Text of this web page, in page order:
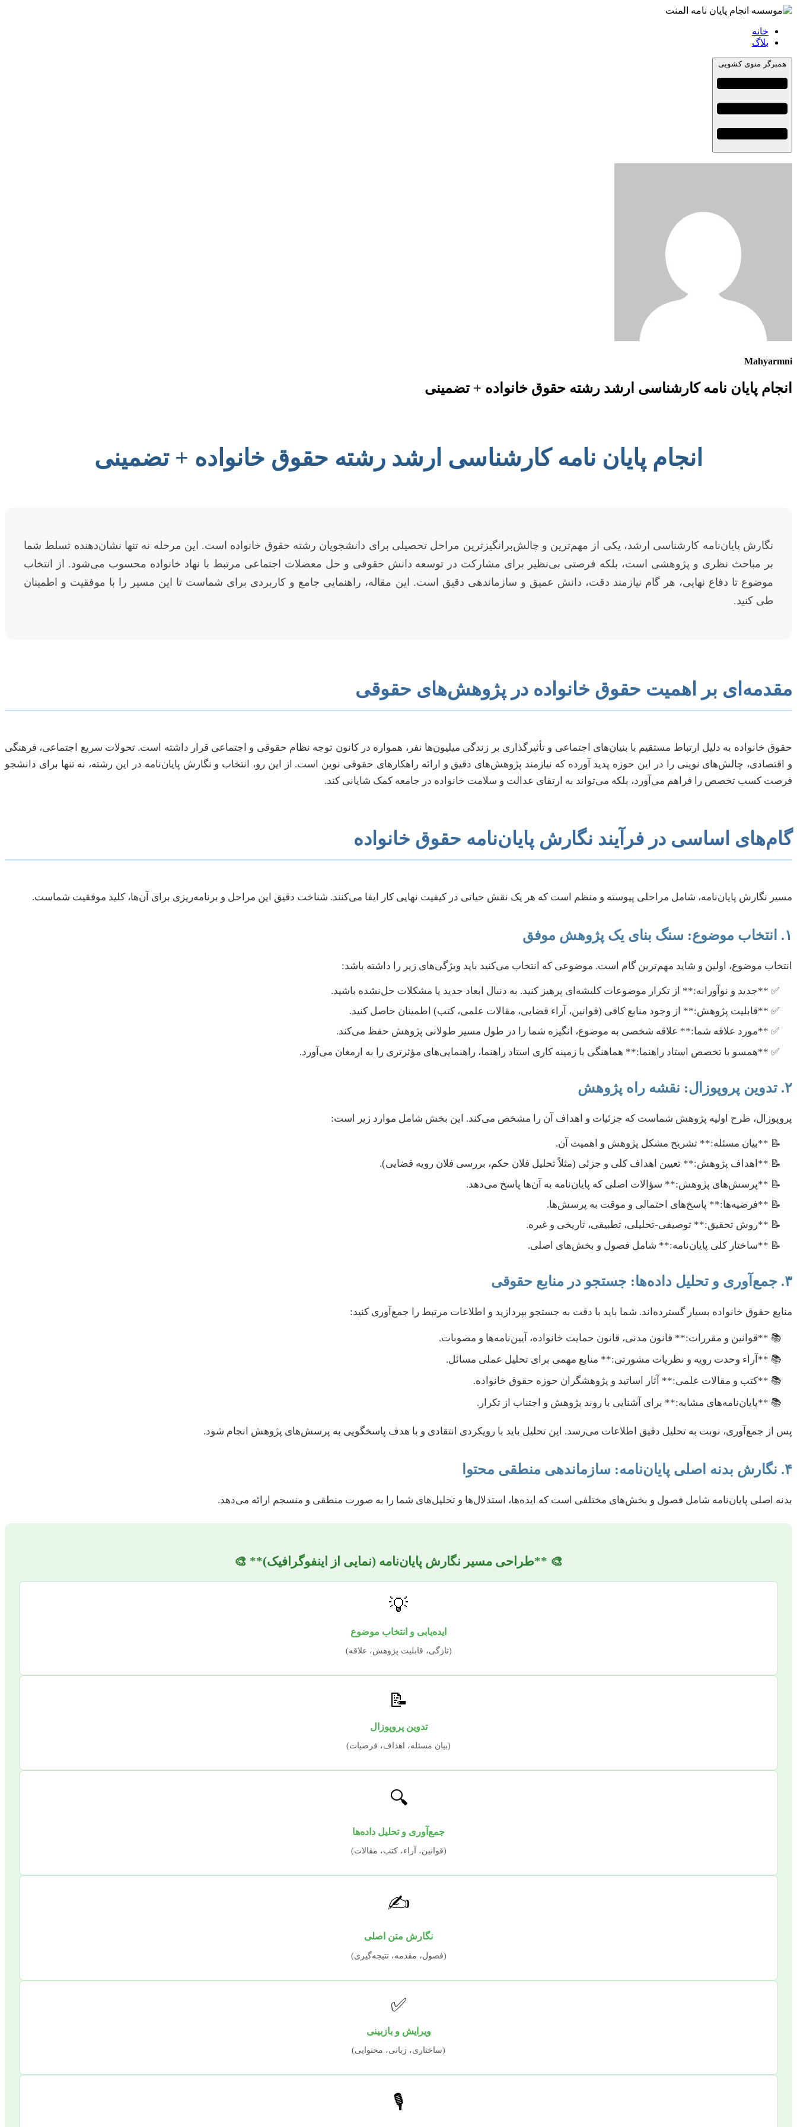
خانه
بلاگ
همبرگر منوی کشویی
Mahyarmni
انجام پایان نامه کارشناسی ارشد رشته حقوق خانواده + تضمینی
انجام پایان نامه کارشناسی ارشد رشته حقوق خانواده + تضمینی
نگارش پایان‌نامه کارشناسی ارشد، یکی از مهم‌ترین و چالش‌برانگیزترین مراحل تحصیلی برای دانشجویان رشته حقوق خانواده است. این مرحله نه تنها نشان‌دهنده تسلط شما
بر مباحث نظری و پژوهشی است، بلکه فرصتی بی‌نظیر برای مشارکت در توسعه دانش حقوقی و حل معضلات اجتماعی مرتبط با نهاد خانواده محسوب می‌شود. از انتخاب
موضوع تا دفاع نهایی، هر گام نیازمند دقت، دانش عمیق و سازماندهی دقیق است. این مقاله، راهنمایی جامع و کاربردی برای شماست تا این مسیر را با موفقیت و اطمینان
طی کنید.
مقدمه‌ای بر اهمیت حقوق خانواده در پژوهش‌های حقوقی
حقوق خانواده به دلیل ارتباط مستقیم با بنیان‌های اجتماعی و تأثیرگذاری بر زندگی میلیون‌ها نفر، همواره در کانون توجه نظام حقوقی و اجتماعی قرار داشته است. تحولات سریع اجتماعی، فرهنگی
و اقتصادی، چالش‌های نوینی را در این حوزه پدید آورده که نیازمند پژوهش‌های دقیق و ارائه راهکارهای حقوقی نوین است. از این رو، انتخاب و نگارش پایان‌نامه در این رشته، نه تنها برای دانشجو
فرصت کسب تخصص را فراهم می‌آورد، بلکه می‌تواند به ارتقای عدالت و سلامت خانواده در جامعه کمک شایانی کند.
گام‌های اساسی در فرآیند نگارش پایان‌نامه حقوق خانواده
مسیر نگارش پایان‌نامه، شامل مراحلی پیوسته و منظم است که هر یک نقش حیاتی در کیفیت نهایی کار ایفا می‌کنند. شناخت دقیق این مراحل و برنامه‌ریزی برای آن‌ها، کلید موفقیت شماست.
۱. انتخاب موضوع: سنگ بنای یک پژوهش موفق
انتخاب موضوع، اولین و شاید مهم‌ترین گام است. موضوعی که انتخاب می‌کنید باید ویژگی‌های زیر را داشته باشد:
**جدید و نوآورانه:** از تکرار موضوعات کلیشه‌ای پرهیز کنید. به دنبال ابعاد جدید یا مشکلات حل‌نشده باشید.
**قابلیت پژوهش:** از وجود منابع کافی (قوانین، آراء قضایی، مقالات علمی، کتب) اطمینان حاصل کنید.
**مورد علاقه شما:** علاقه شخصی به موضوع، انگیزه شما را در طول مسیر طولانی پژوهش حفظ می‌کند.
**همسو با تخصص استاد راهنما:** هماهنگی با زمینه کاری استاد راهنما، راهنمایی‌های مؤثرتری را به ارمغان می‌آورد.
۲. تدوین پروپوزال: نقشه راه پژوهش
پروپوزال، طرح اولیه پژوهش شماست که جزئیات و اهداف آن را مشخص می‌کند. این بخش شامل موارد زیر است:
**بیان مسئله:** تشریح مشکل پژوهش و اهمیت آن.
**اهداف پژوهش:** تعیین اهداف کلی و جزئی (مثلاً تحلیل فلان حکم، بررسی فلان رویه قضایی).
**پرسش‌های پژوهش:** سؤالات اصلی که پایان‌نامه به آن‌ها پاسخ می‌دهد.
**فرضیه‌ها:** پاسخ‌های احتمالی و موقت به پرسش‌ها.
**روش تحقیق:** توصیفی-تحلیلی، تطبیقی، تاریخی و غیره.
**ساختار کلی پایان‌نامه:** شامل فصول و بخش‌های اصلی.
۳. جمع‌آوری و تحلیل داده‌ها: جستجو در منابع حقوقی
منابع حقوق خانواده بسیار گسترده‌اند. شما باید با دقت به جستجو بپردازید و اطلاعات مرتبط را جمع‌آوری کنید:
**قوانین و مقررات:** قانون مدنی، قانون حمایت خانواده، آیین‌نامه‌ها و مصوبات.
**آراء وحدت رویه و نظریات مشورتی:** منابع مهمی برای تحلیل عملی مسائل.
**کتب و مقالات علمی:** آثار اساتید و پژوهشگران حوزه حقوق خانواده.
**پایان‌نامه‌های مشابه:** برای آشنایی با روند پژوهش و اجتناب از تکرار.
پس از جمع‌آوری، نوبت به تحلیل دقیق اطلاعات می‌رسد. این تحلیل باید با رویکردی انتقادی و با هدف پاسخگویی به پرسش‌های پژوهش انجام شود.
۴. نگارش بدنه اصلی پایان‌نامه: سازماندهی منطقی محتوا
بدنه اصلی پایان‌نامه شامل فصول و بخش‌های مختلفی است که ایده‌ها، استدلال‌ها و تحلیل‌های شما را به صورت منطقی و منسجم ارائه می‌دهد.
🎨 **طراحی مسیر نگارش پایان‌نامه (نمایی از اینفوگرافیک)** 🎨
💡
ایده‌یابی و انتخاب موضوع
(تازگی، قابلیت پژوهش، علاقه)
📝
تدوین پروپوزال
(بیان مسئله، اهداف، فرضیات)
🔍
جمع‌آوری و تحلیل داده‌ها
(قوانین، آراء، کتب، مقالات)
✍️
نگارش متن اصلی
(فصول، مقدمه، نتیجه‌گیری)
✅
ویرایش و بازبینی
(ساختاری، زبانی، محتوایی)
🎙️